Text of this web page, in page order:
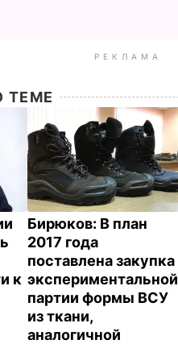
РЕКЛАМА
ТЕМЕ
к
Бирюков: В план
2017 года
поставлена закупка
экспериментальной
партии формы ВСУ
из ткани,
аналогичной